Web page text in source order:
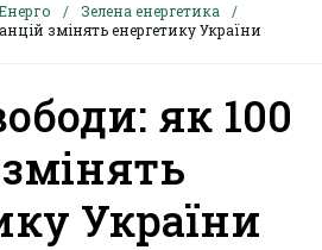
Зелена енергетика
змінять енергетику України
як 100
України